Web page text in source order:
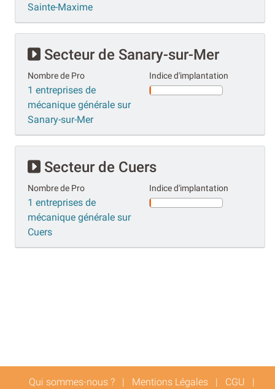
Sainte-Maxime
Secteur de Sanary-sur-Mer
Nombre de Pro
1 entreprises de
mécanique générale sur
Sanary-sur-Mer
Indice d'implantation
Secteur de Cuers
Nombre de Pro
1 entreprises de
mécanique générale sur
Cuers
Indice d'implantation
Qui sommes-nous ? | Mentions Légales | CGU |